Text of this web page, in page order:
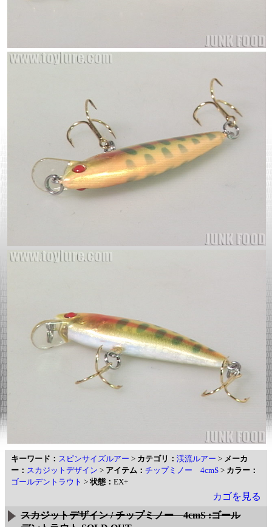
キーワード： スピンサイズルアー > カテゴリ： 渓流ルアー > メーカ
ー： スカジットデザイン > アイテム： チップミノー 4cmS > カラー：
ゴールデントラウト >状態： EX+
カゴを見る
スカジットデザイン / チップミノー 4cmS :ゴール